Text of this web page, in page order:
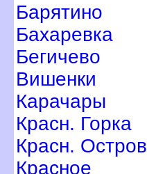
Барятино
Бахаревка
Бегичево
ишенки
Карачары
Красн. Горка
Красн. Остро
Красное